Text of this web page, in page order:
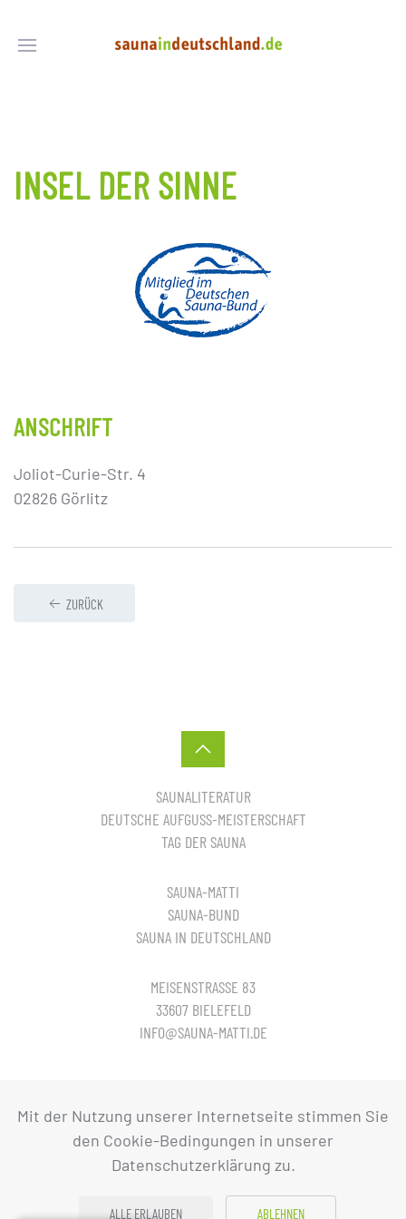
Mit der Nutzung unserer Internetseite stimmen Sie
den Cookie-Bedingungen in unserer
Datenschutzerklärung zu.
ALLE ERLAUBEN ABLEHNEN
INSEL DER SINNE
ANSCHRIFT
Joliot-Curie-Str. 4
02826 Görlitz
ZURÜCK
SAUNALITERATUR
DEUTSCHE AUFGUSS-MEISTERSCHAFT
TAG DER SAUNA
SAUNA-MATTI
SAUNA-BUND
SAUNA IN DEUTSCHLAND
MEISENSTRASSE 83
33607 BIELEFELD
INFO@SAUNA-MATTI.DE
© Sauna in Deutschland